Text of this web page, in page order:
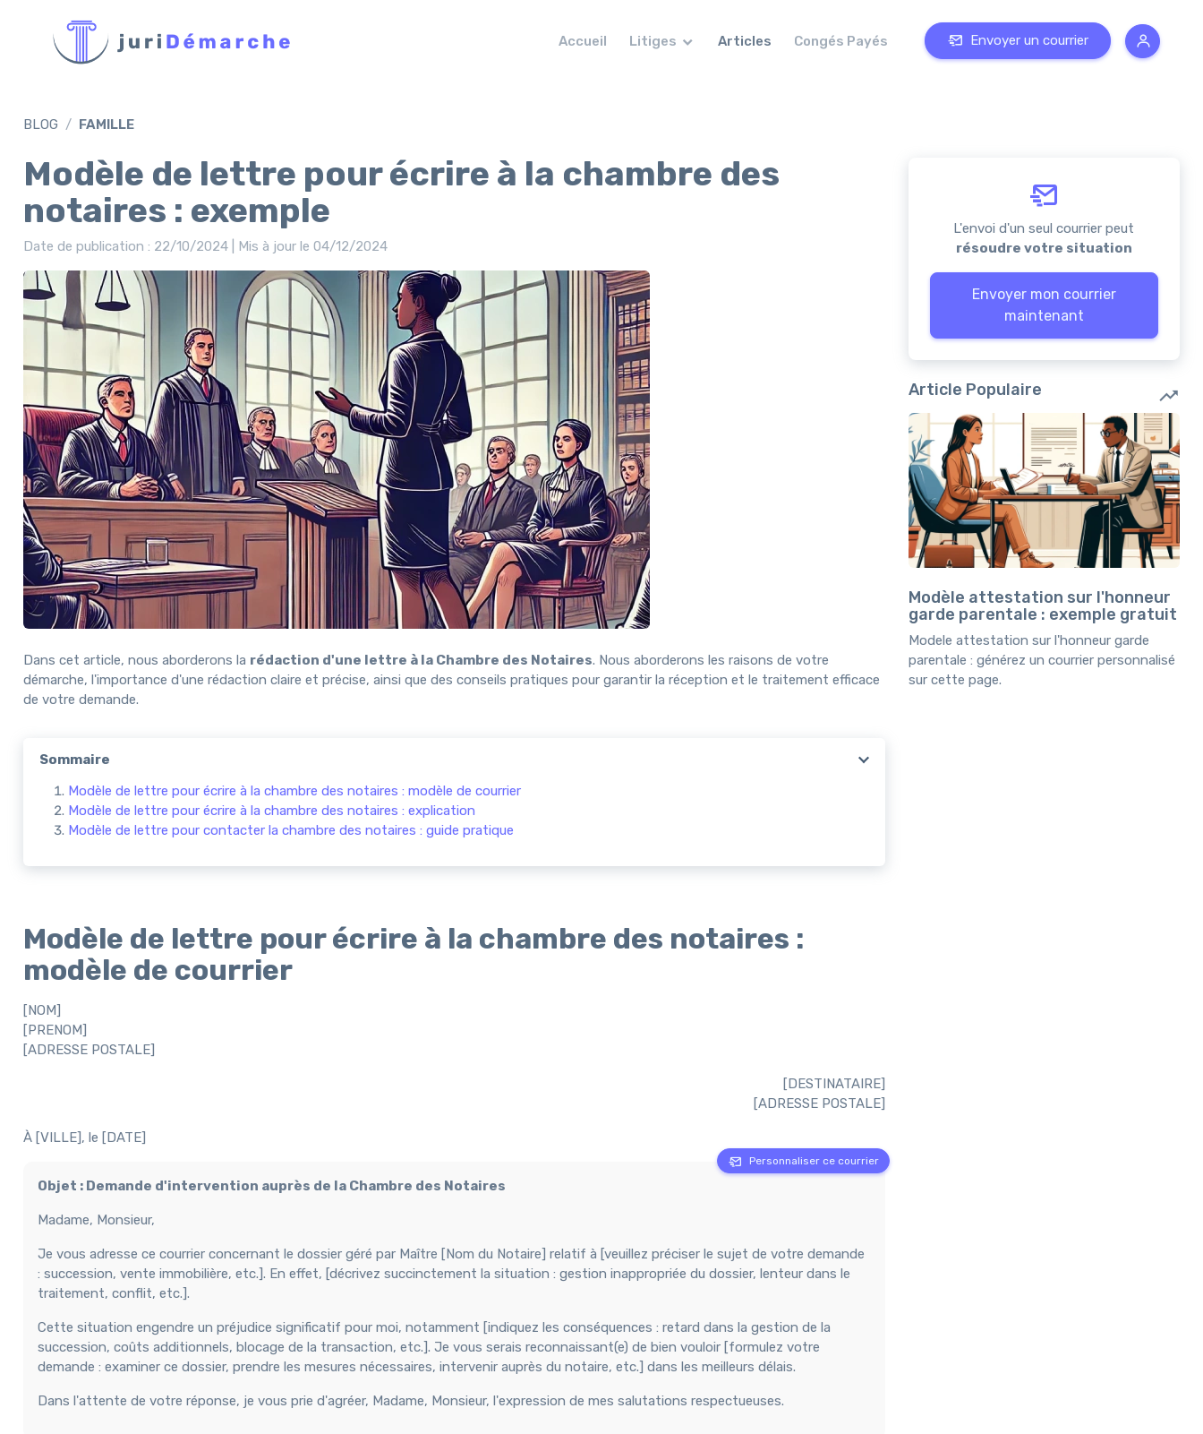
Accueil Litiges Articles Congés Payés Envoyer un courrier
BLOG FAMILLE
Modèle de lettre pour écrire à la chambre des
notaires : exemple
Date de publication : 22/10/2024 | Mis à jour le 04/12/2024
Dans cet article, nous aborderons la rédaction d'une lettre à la Chambre des Notaires. Nous aborderons les raisons de votre
démarche, l'importance d'une rédaction claire et précise, ainsi que des conseils pratiques pour garantir la réception et le traitement efficace
de votre demande.
Sommaire
Modèle de lettre pour écrire à la chambre des notaires : modèle de courrier
Modèle de lettre pour écrire à la chambre des notaires : explication
Modèle de lettre pour contacter la chambre des notaires : guide pratique
Modèle de lettre pour écrire à la chambre des notaires :
modèle de courrier
[NOM]
[PRENOM]
[ADRESSE POSTALE]
[DESTINATAIRE]
[ADRESSE POSTALE]
À [VILLE], le [DATE]
Personnaliser ce courrier
Objet : Demande d'intervention auprès de la Chambre des Notaires
Madame, Monsieur,
Je vous adresse ce courrier concernant le dossier géré par Maître [Nom du Notaire] relatif à [veuillez préciser le sujet de votre demande
: succession, vente immobilière, etc.]. En effet, [décrivez succinctement la situation : gestion inappropriée du dossier, lenteur dans le
traitement, conflit, etc.].
Cette situation engendre un préjudice significatif pour moi, notamment [indiquez les conséquences : retard dans la gestion de la
succession, coûts additionnels, blocage de la transaction, etc.]. Je vous serais reconnaissant(e) de bien vouloir [formulez votre
demande : examiner ce dossier, prendre les mesures nécessaires, intervenir auprès du notaire, etc.] dans les meilleurs délais.
Dans l'attente de votre réponse, je vous prie d'agréer, Madame, Monsieur, l'expression de mes salutations respectueuses.
L'envoi d'un seul courrier peut
résoudre votre situation
Envoyer mon courrier
maintenant
Article Populaire
Modèle attestation sur l'honneur
garde parentale : exemple gratuit
Modele attestation sur l'honneur garde
parentale : générez un courrier personnalisé
sur cette page.